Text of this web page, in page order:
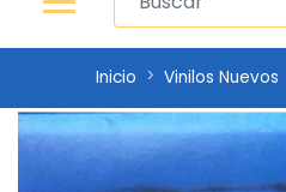
Inicio Vinilos Nuevos